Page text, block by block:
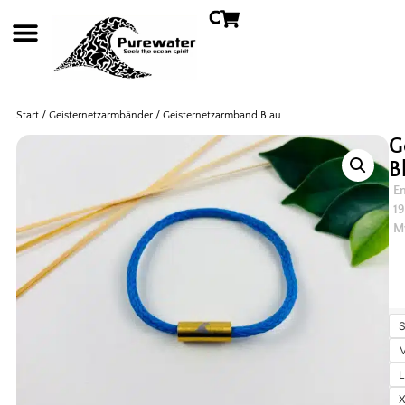
Start/ Geisternetzarmbänder/ Geisternetzarmband Blau